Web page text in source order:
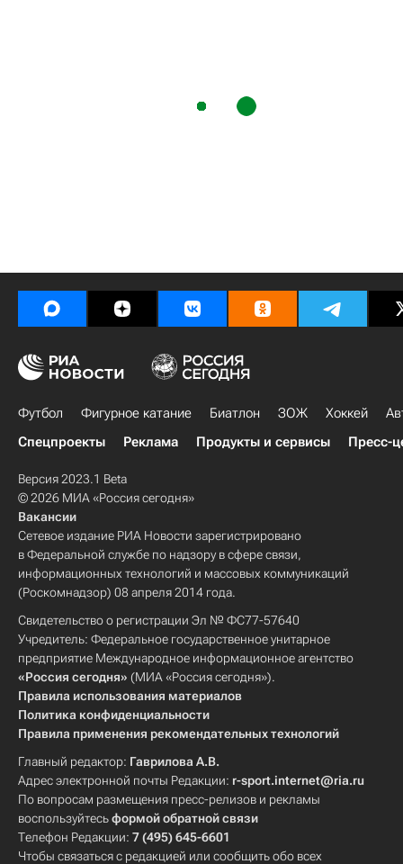
Футбол Фигурное катание Биатлон ЗОЖ Хоккей
Спецпроекты
Реклама Продукты и сервисы Пресс-
Версия 2023.1 Beta
© 2026 МИА «Россия сегодня»
Вакансии
Сетевое издание РИА Новости зарегистрировано
в Федеральной службе по надзору в сфере связи,
информационных технологий и массовых коммуникаций
(Роскомнадзор) 08 апреля 2014 года.
Свидетельство о регистрации Эл № ФС77-57640
Учредитель: Федеральное государственное унитарное
предприятие Международное информационное агентство
«Россия сегодня» (МИА «Россия сегодня»).
Правила использования материалов
Политика конфиденциальности
Правила применения рекомендательных технологий
Главный редактор: Гаврилова А.В.
Адрес электронной почты Редакции: r-sport.internet@ria.ru
По вопросам размещения пресс-релизов и рекламы
воспользуйтесьформой обратной связи
Телефон Редакции: 7 (495) 645-6601
Чтобы связаться с редакцией или сообщить обо всех